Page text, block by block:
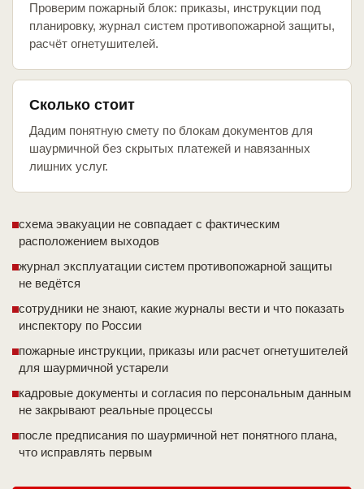
Проверим пожарный блок: приказы, инструкции под
планировку, журнал систем противопожарной защиты,
расчёт огнетушителей.
Сколько стоит
Дадим понятную смету по блокам документов для
шаурмичной без скрытых платежей и навязанных
лишних услуг.
схема эвакуации не совпадает с фактическим
расположением выходов
журнал эксплуатации систем противопожарной защиты
не ведётся
сотрудники не знают, какие журналы вести и что показать
инспектору по России
пожарные инструкции, приказы или расчет огнетушителей
для шаурмичной устарели
кадровые документы и согласия по персональным данным
не закрывают реальные процессы
после предписания по шаурмичной нет понятного плана,
что исправлять первым